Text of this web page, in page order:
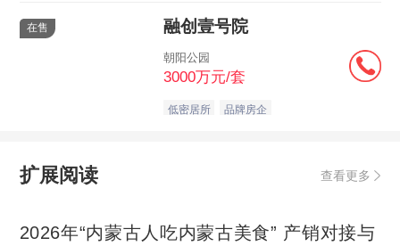
在售 融创壹号院
朝阳公园
3000万元/套
低密居所 品牌房企
扩展阅读 查看更多
2026年“内蒙古人吃内蒙古美食” 产销对接与